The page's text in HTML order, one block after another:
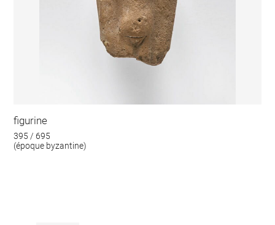
figurine
395 / 695
(époque byzantine)